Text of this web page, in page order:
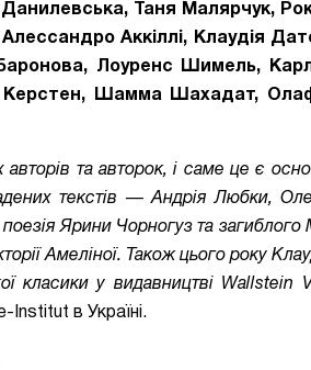
Таня Малярчук,
Аккіллі, Клаудія
Лоуренс Шимель, Карл
Керстен, Шамма Шахадат,
авторів та авторок, і саме це є
текстів — Андрія Любки,
Ярини Чорногуз та
Амеліної. Також цього року
класики у видавництві Wallstein
Institut в Україні.